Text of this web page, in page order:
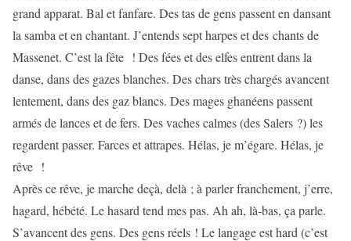
grand apparat. Bal et fanfare. Des tas de gens passent en dansant
la samba et en chantant. J’entends sept harpes et des chants de
Massenet. C’est la fête ! Des fées et des elfes entrent dans la
danse, dans des gazes blanches. Des chars très chargés avancent
lentement, dans des gaz blancs. Des mages ghanéens passent
armés de lances et de fers. Des vaches calmes (des Salers ?) les
regardent passer. Farces et attrapes. Hélas, je m’égare. Hélas, je
rêve !
Après ce rêve, je marche deçà, delà ; à parler franchement, j’erre,
hagard, hébété. Le hasard tend mes pas. Ah ah, là-bas, ça parle.
S’avancent des gens. Des gens réels ! Le langage est hard (c’est